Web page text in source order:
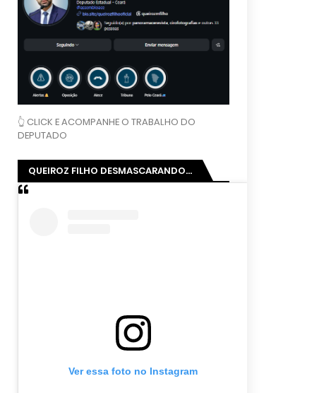
👆 CLICK E ACOMPANHE O TRABALHO DO
DEPUTADO
QUEIROZ FILHO DESMASCARANDO...
Ver essa foto no Instagram